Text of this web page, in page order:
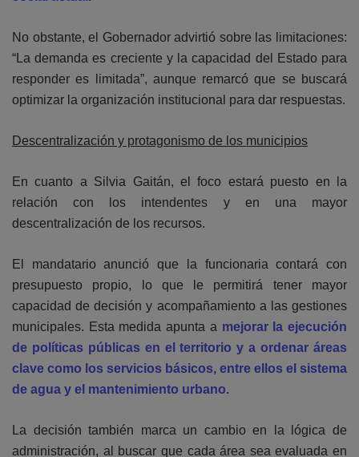
No obstante, el Gobernador advirtió sobre las limitaciones:
“La demanda es creciente y la capacidad del Estado para
responder es limitada”, aunque remarcó que se buscará
optimizar la organización institucional para dar respuestas.
Descentralización y protagonismo de los municipios
En cuanto a Silvia Gaitán, el foco estará puesto en la
relación con los intendentes y en una mayor
descentralización de los recursos.
El mandatario anunció que la funcionaria contará con
presupuesto propio, lo que le permitirá tener mayor
capacidad de decisión y acompañamiento a las gestiones
municipales. Esta medida apunta a mejorar la ejecución
de políticas públicas en el territorio y a ordenar áreas
clave como los servicios básicos, entre ellos el sistema
de agua y el mantenimiento urbano.
La decisión también marca un cambio en la lógica de
administración, al buscar que cada área sea evaluada en